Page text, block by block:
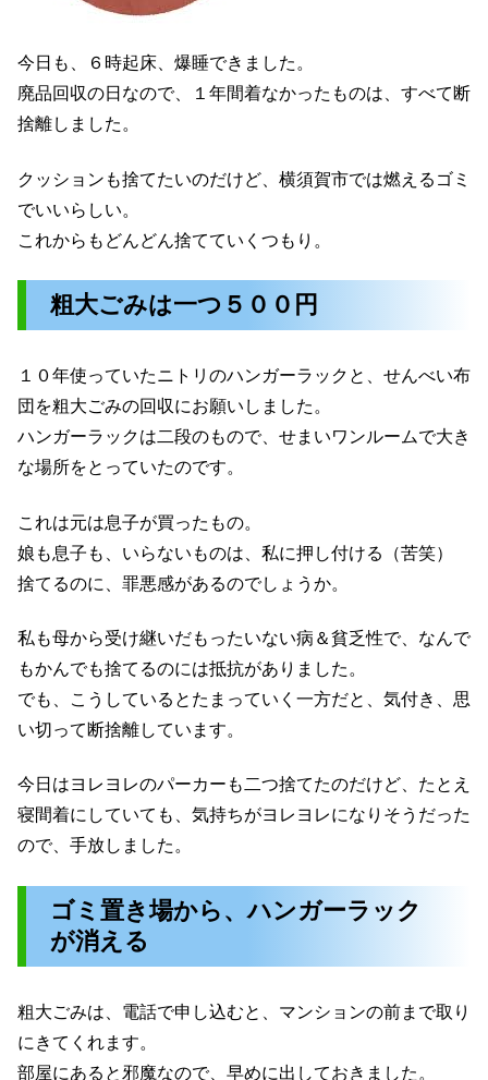
今日も、６時起床、爆睡できました。
廃品回収の日なので、１年間着なかったものは、すべて断
捨離しました。
クッションも捨てたいのだけど、横須賀市では燃えるゴミ
でいいらしい。
これからもどんどん捨てていくつもり。
粗大ごみは一つ５００円
１０年使っていたニトリのハンガーラックと、せんべい布
団を粗大ごみの回収にお願いしました。
ハンガーラックは二段のもので、せまいワンルームで大き
な場所をとっていたのです。
これは元は息子が買ったもの。
娘も息子も、いらないものは、私に押し付ける（苦笑）
捨てるのに、罪悪感があるのでしょうか。
私も母から受け継いだもったいない病＆貧乏性で、なんで
もかんでも捨てるのには抵抗がありました。
でも、こうしているとたまっていく一方だと、気付き、思
い切って断捨離しています。
今日はヨレヨレのパーカーも二つ捨てたのだけど、たとえ
寝間着にしていても、気持ちがヨレヨレになりそうだった
ので、手放しました。
ゴミ置き場から、ハンガーラック
が消える
粗大ごみは、電話で申し込むと、マンションの前まで取り
にきてくれます。
部屋にあると邪魔なので、早めに出しておきました。